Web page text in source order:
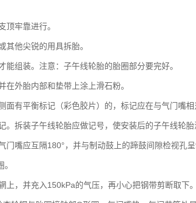
牢靠进行。
他尖锐的用具拆胎。
组装。注意：子午线轮胎的胎圈部分要完好。
外胎内部和垫带上涂上滑石粉。
有平衡标记（彩色胶片）的，标记应在与气门嘴
拆装子午线轮胎应做记号，使安装后的子午线轮胎
嘴应互隔180°，并与制动鼓上的蹄鼓间隙检视孔呈
，并充入150kPa的气压，再小心把钢带剪断取下。